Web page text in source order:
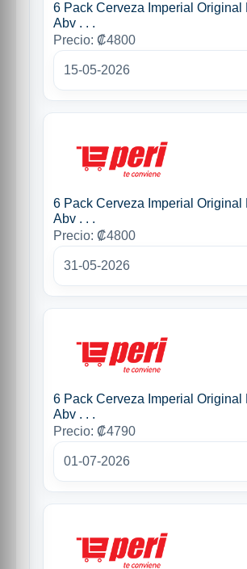
6 Pack Cerveza Imperial Original
Abv . . .
Precio: ₡4800
15-05-2026
6 Pack Cerveza Imperial Original
Abv . . .
Precio: ₡4800
31-05-2026
6 Pack Cerveza Imperial Original
Abv . . .
Precio: ₡4790
01-07-2026